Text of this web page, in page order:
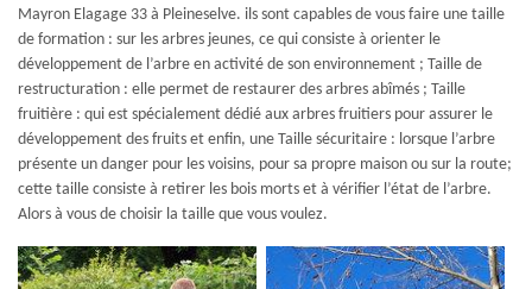
Mayron Elagage 33 à Pleineselve. ils sont capables de vous faire une taille
de formation : sur les arbres jeunes, ce qui consiste à orienter le
développement de l’arbre en activité de son environnement ; Taille de
restructuration : elle permet de restaurer des arbres abîmés ; Taille
fruitière : qui est spécialement dédié aux arbres fruitiers pour assurer le
développement des fruits et enfin, une Taille sécuritaire : lorsque l’arbre
présente un danger pour les voisins, pour sa propre maison ou sur la route;
cette taille consiste à retirer les bois morts et à vérifier l’état de l’arbre.
Alors à vous de choisir la taille que vous voulez.